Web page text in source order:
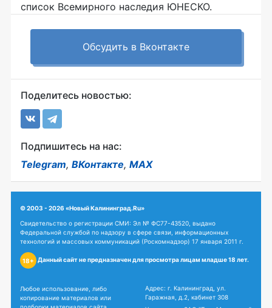
список Всемирного наследия ЮНЕСКО.
Обсудить в Вконтакте
Поделитесь новостью:
Подпишитесь на нас:
Telegram, ВКонтакте, MAX
© 2003 - 2026 «Новый Калининград.Ru»
Свидетельство о регистрации СМИ: Эл № ФС77-43520, выдано
Федеральной службой по надзору в сфере связи, информационных
технологий и массовых коммуникаций (Роскомнадзор) 17 января 2011 г.
18+ Данный сайт не предназначен для просмотра лицам младше 18 лет.
Любое использование, либо
копирование материалов или
Адрес: г. Калининград, ул.
Гаражная, д.2, кабинет 308